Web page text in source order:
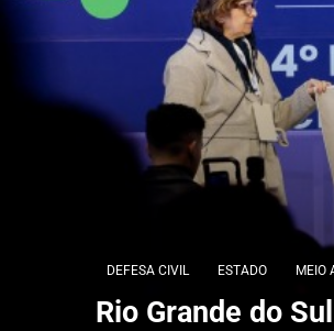
DEFESA CIVIL ESTADO MEIO
Rio Grande do